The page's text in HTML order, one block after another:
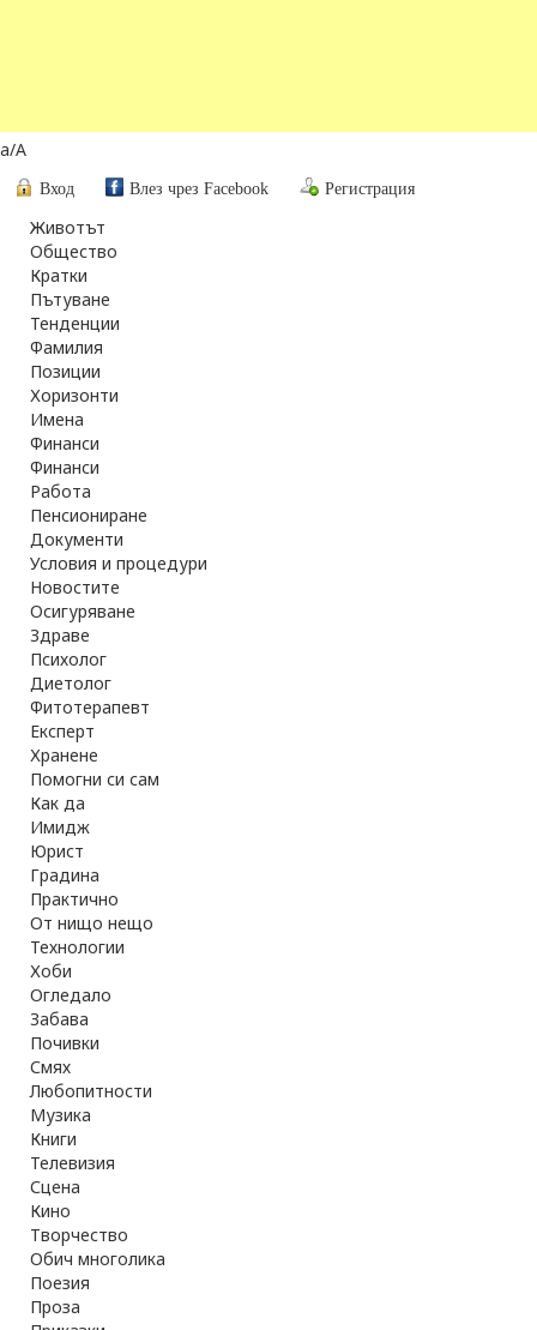
a/A
Вход Влез чрез Facebook Регистрация
Животът
Общество
Кратки
Пътуване
Тенденции
Фамилия
Позиции
Хоризонти
Имена
Финанси
Финанси
Работа
Пенсиониране
Документи
Условия и процедури
Новостите
Осигуряване
Здраве
Психолог
Диетолог
Фитотерапевт
Експерт
Хранене
Помогни си сам
Как да
Имидж
Юрист
Градина
Практично
От нищо нещо
Технологии
Хоби
Огледало
Забава
Почивки
Смях
Любопитности
Музика
Книги
Телевизия
Сцена
Кино
Творчество
Обич многолика
Поезия
Проза